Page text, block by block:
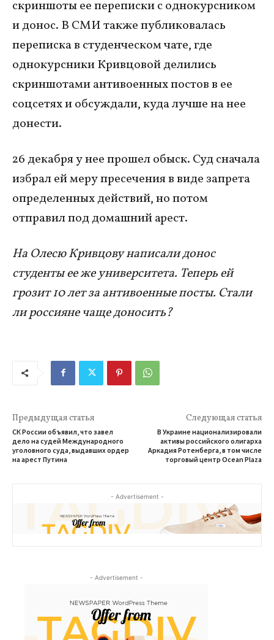
скриншоты ее переписки с однокурсником
и донос. В СМИ также публиковалась
переписка в студенческом чате, где
однокурсники Кривцовой делились
скриншотами антивоенных постов в ее
соцсетях и обсуждали, куда лучше на нее
донести.
26 декабря у нее прошел обыск. Суд сначала
избрал ей меру пресечения в виде запрета
определенных действий, но потом
отправил под домашний арест.
На Олесю Кривцову написали донос
студенты ее же университета. Теперь ей
грозит 10 лет за антивоенные посты. Стали
ли россияне чаще доносить?
Предыдущая статья
СК России объявил, что завел
дело на судей Международного
уголовного суда, выдавших ордер
на арест Путина
Следующая статья
В Украине национализировали
активы российского олигарха
Аркадия Ротенберга, в том числе
торговый центр Ocean Plaza
- Advertisement -
- Advertisement -